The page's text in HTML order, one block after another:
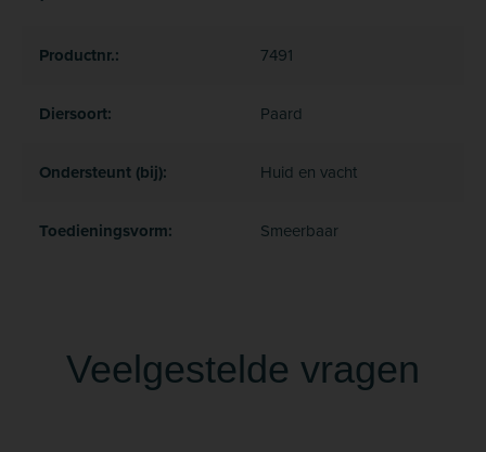
Productnr.: 7491
Diersoort: Paard
Ondersteunt (bij): Huid en vacht
Toedieningsvorm: Smeerbaar
Veelgestelde vragen